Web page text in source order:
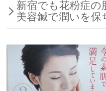
新宿でも花粉症の
美容鍼で潤いを保